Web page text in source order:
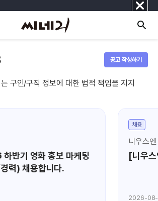
닫
기
공고 작성하기
구인/구직 정보에 대한 법적 책임을 지지
반기 영화 홍보 마케팅
력) 채용합니다.
채용
니우스엔
[니우
2026-